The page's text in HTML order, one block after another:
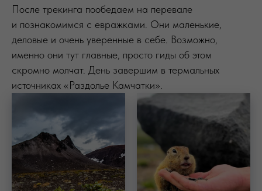
После трекинга пообедаем на перевале
и познакомимся с евражками. Они маленькие,
деловые и очень уверенные в себе. Возможно,
именно они тут главные, просто гиды об этом
скромно молчат. День завершим в термальных
источниках «Раздолье Камчатки».